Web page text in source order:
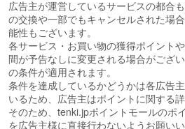
広告主が運営しているサービスの都合
の交換や一部でもキャンセルされた場
能性もございます。
各サービス・お買い物の獲得ポイント
間が予告なしに変更される場合がござ
の条件が適用されます。
条件を達成しているかどうかは各広告
いるため、広告主はポイントに関する
そのため、tenki.jpポイントモールのポ
を広告主様に直接行わないようお願いい